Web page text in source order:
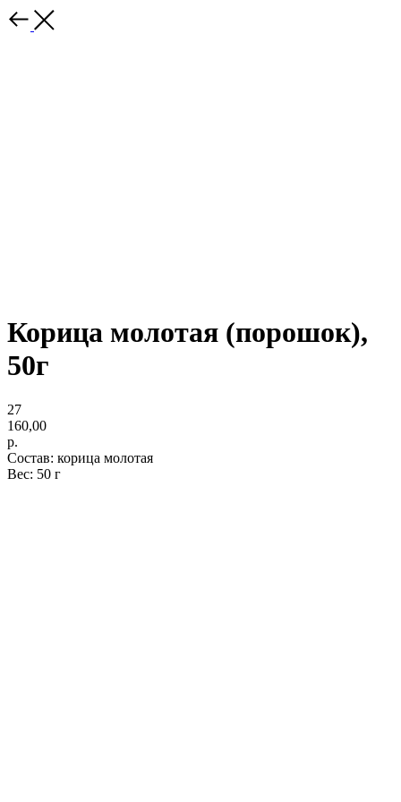
Корица молотая (порошок),
50г
27
160,00
р.
Состав: корица молотая
Вес: 50 г